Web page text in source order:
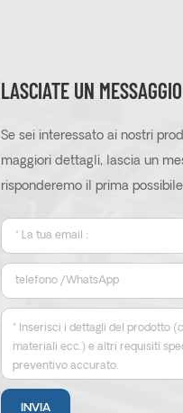
LASCIATE UN MESSAGGIO
Se sei interessato ai nostri
maggiori dettagli, lascia un
risponderemo il prima